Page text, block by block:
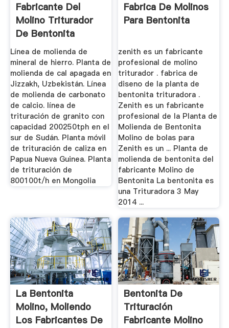
Fabricante Del
Molino Triturador
De Bentonita
Alemania
Línea de molienda de
mineral de hierro. Planta de
molienda de cal apagada en
Jizzakh, Uzbekistán. Línea
de molienda de carbonato
de calcio. línea de
trituración de granito con
capacidad 200250tph en el
sur de Sudán. Planta móvil
de trituración de caliza en
Papua Nueva Guinea. Planta
de trituración de
800100t/h en Mongolia
Fabrica De Molinos
Para Bentonita
zenith es un fabricante
profesional de molino
triturador . fabrica de
diseno de la planta de
bentonita trituradora .
Zenith es un fabricante
profesional de la Planta de
Molienda de Bentonita
Molino de bolas para
Zenith es un ... Planta de
molienda de bentonita del
fabricante Molino de
Bentonita La bentonita es
una Trituradora 3 May
2014 ...
La Bentonita
Molino, Moliendo
Los Fabricantes De
Bentonita De
Trituración
Fabricante Molino